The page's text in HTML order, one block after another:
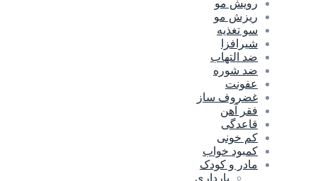
رویش مو
ریزش مو
سو تغذیه
شیرافزا
ضد التهاب
ضد شوره
عفونت
غضروف ساز
فقر آهن
قاعدگی
کم خونی
کمبود خواب
مادر و کودک
بارداری